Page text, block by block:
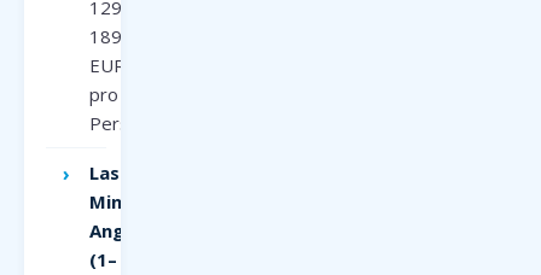
129–
189
EUR
pro
Person
Last-
Minute-
Angebote
(1–